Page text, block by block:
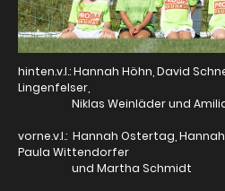
hinten.v.l.: Hannah Höhn, David
Lingenfelser,
Niklas Weinläder und Amilia
vorne.v.l.: Hannah Ostertag,
Paula Wittendorfer
und Martha Schmidt